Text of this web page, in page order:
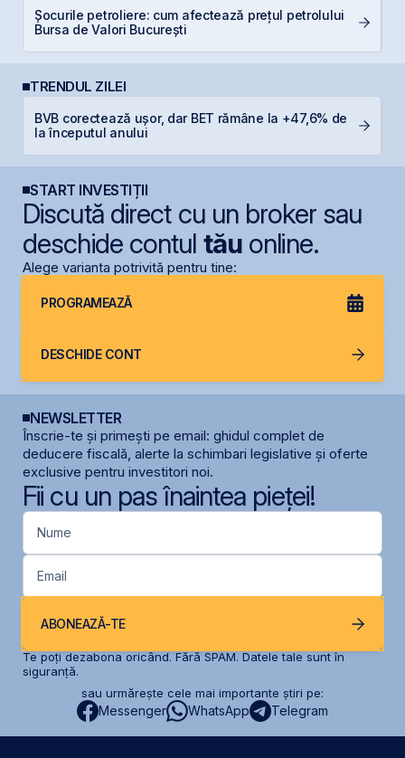
Șocurile petroliere: cum afectează prețul petrolului
Bursa de Valori București
TRENDUL ZILEI
BVB corectează ușor, dar BET rămâne la +47,6% de
la începutul anului
START INVESTIȚII
Discută direct cu un broker sau
deschide contul tăuonline.
Alege varianta potrivită pentru tine:
PROGRAMEAZĂ
DESCHIDE CONT
NEWSLETTER
Înscrie-te și primești pe email: ghidul complet de
deducere fiscală, alerte la schimbari legislative și oferte
exclusive pentru investitori noi.
Fii cu un pas înaintea pieței!
Nume
Email
ABONEAZĂ-TE
Te poți dezabona oricând. Fără SPAM. Datele tale sunt în
siguranță.
sau urmărește cele mai importante știri pe:
Messenger WhatsApp Telegram